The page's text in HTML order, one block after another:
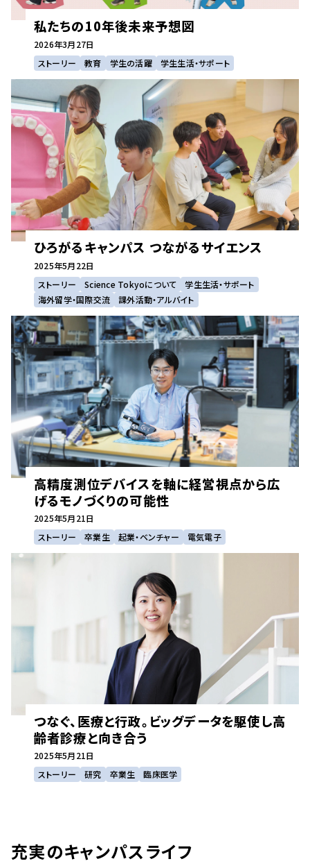
私たちの10年後未来予想図
2026年3月27日
ストーリー
教育 学生の活躍 学生生活・サポート
ひろがるキャンパス つながるサイエンス
2025年5月22日
ストーリー
Science Tokyoについて
学生生活・サポート
海外留学・国際交流
課外活動・アルバイト
高精度測位デバイスを軸に経営視点から広
げるモノづくりの可能性
2025年5月21日
ストーリー
卒業生 起業・ベンチャー 電気電子
つなぐ、医療と行政。ビッグデータを駆使し高
齢者診療と向き合う
2025年5月21日
ストーリー
研究 卒業生 臨床医学
充実のキャンパスライフ